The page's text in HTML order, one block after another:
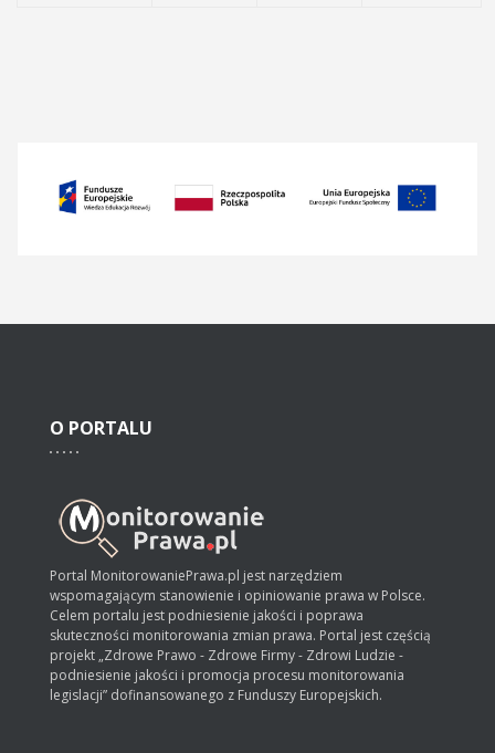
O PORTALU
Portal MonitorowaniePrawa.pl jest narzędziem
wspomagającym stanowienie i opiniowanie prawa w Polsce.
Celem portalu jest podniesienie jakości i poprawa
skuteczności monitorowania zmian prawa. Portal jest częścią
projekt „Zdrowe Prawo - Zdrowe Firmy - Zdrowi Ludzie -
podniesienie jakości i promocja procesu monitorowania
legislacji” dofinansowanego z Funduszy Europejskich.